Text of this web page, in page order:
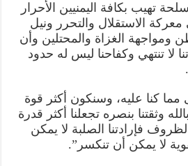
تهيب بكافة اليمنيين الأحرار
الاستقلال والتحرر ونيل
الغزاة والمحتلين وأن
لا تنتهي وكفاحنا ليس له حدود
مما كنا عليه، وسنكون أكثر قوة
وثقتنا بنصره تجعلنا أكثر قدرة
فإرادتنا الصلبة لا يمكن
لا يمكن أن تنكسر”.